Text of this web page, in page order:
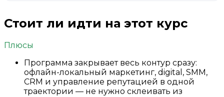
Стоит ли идти на этот курс
Плюсы
Программа закрывает весь контур сразу:
офлайн-локальный маркетинг, digital, SMM,
CRM и управление репутацией в одной
траектории — не нужно склеивать из